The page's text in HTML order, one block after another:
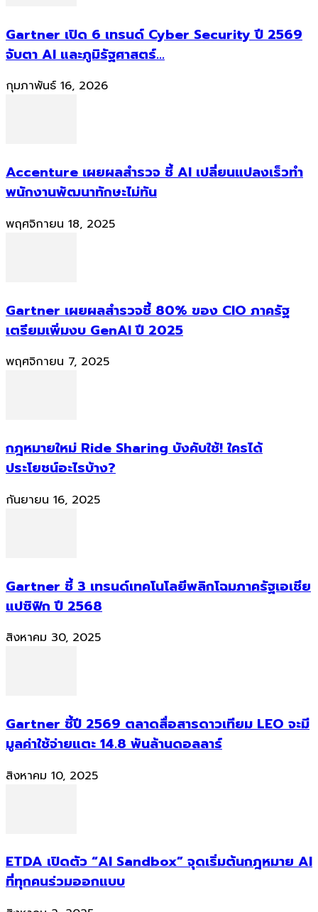
Gartner เปิด 6 เทรนด์ Cyber Security ปี 2569
จับตา AI และภูมิรัฐศาสตร์...
กุมภาพันธ์ 16, 2026
Accenture เผยผลสำรวจ ชี้ AI เปลี่ยนแปลงเร็วทำ
พนักงานพัฒนาทักษะไม่ทัน
พฤศจิกายน 18, 2025
Gartner เผยผลสำรวจชี้ 80% ของ CIO ภาครัฐ
เตรียมเพิ่มงบ GenAI ปี 2025
พฤศจิกายน 7, 2025
กฎหมายใหม่ Ride Sharing บังคับใช้! ใครได้
ประโยชน์อะไรบ้าง?
กันยายน 16, 2025
Gartner ชี้ 3 เทรนด์เทคโนโลยีพลิกโฉมภาครัฐเอเชีย
แปซิฟิก ปี 2568
สิงหาคม 30, 2025
Gartner ชี้ปี 2569 ตลาดสื่อสารดาวเทียม LEO จะมี
มูลค่าใช้จ่ายแตะ 14.8 พันล้านดอลลาร์
สิงหาคม 10, 2025
ETDA เปิดตัว “AI Sandbox” จุดเริ่มต้นกฎหมาย AI
ที่ทุกคนร่วมออกแบบ